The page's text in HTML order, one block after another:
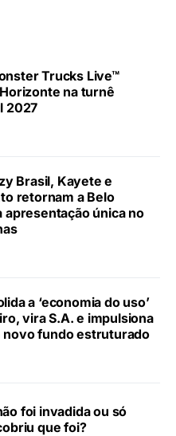
Trucks Live™
na turnê
2027
Brasil, Kayete e
retornam a Belo
apresentação única no
a ‘economia do uso’
vira S.A. e impulsiona
novo fundo estruturado
foi invadida ou só
que foi?